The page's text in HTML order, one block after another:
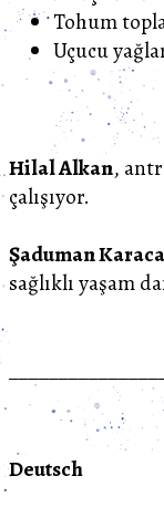
Tohum
Uçucu
Hilal Alkan,
çalışıyor.
Şaduman Karaca
sağlıklı yaşam
Deutsch